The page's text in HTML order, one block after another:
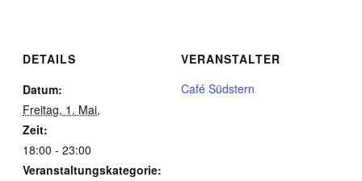
DETAILS
Datum:
Freitag, 1. Mai,
Zeit:
18:00 - 23:00
Veranstaltungskategorie:
VERANSTALTER
Café Südstern